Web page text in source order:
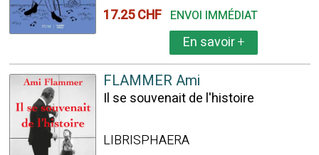
17.25 CHF ENVOI IMMÉDIAT
En savoir+
FLAMMER Ami
Il se souvenait de l'histoire
LIBRISPHAERA